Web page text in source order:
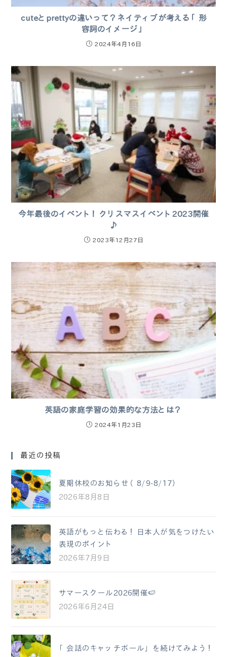
cuteとprettyの違いって？ネイティブが考える「形
容詞のイメージ」
2024年4月16日
今年最後のイベント！クリスマスイベント2023開催
♪
2023年12月27日
英語の家庭学習の効果的な方法とは？
2024年1月23日
最近の投稿
夏期休校のお知らせ（8/9-8/17）
2026年8月8日
英語がもっと伝わる！日本人が気をつけたい
表現のポイント
2026年7月9日
サマースクール2026開催🍉
2026年6月24日
「会話のキャッチボール」を続けてみよう！